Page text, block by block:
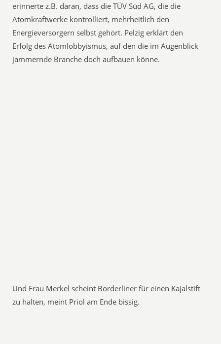
erinnerte z.B. daran, dass die TÜV Süd AG, die die
Atomkraftwerke kontrolliert, mehrheitlich den
Energieversorgern selbst gehört. Pelzig erklärt den
Erfolg des Atomlobbyismus, auf den die im Augenblick
jammernde Branche doch aufbauen könne.
Und Frau Merkel scheint Borderliner für einen Kajalstift
zu halten, meint Priol am Ende bissig.